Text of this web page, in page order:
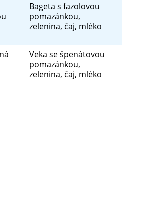
Bageta s fazolovou
pomazánkou,
zelenina, čaj, mléko
Veka se špenátovou
pomazánkou,
zelenina, čaj, mléko